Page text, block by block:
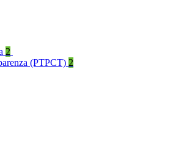
2
(PTPCT) 2